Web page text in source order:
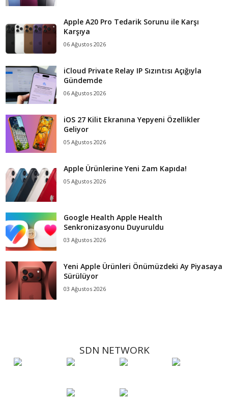
Apple A20 Pro Tedarik Sorunu ile Karşı
Karşıya
06 Ağustos 2026
iCloud Private Relay IP Sızıntısı Açığıyla
Gündemde
06 Ağustos 2026
iOS 27 Kilit Ekranına Yepyeni Özellikler
Geliyor
05 Ağustos 2026
Apple Ürünlerine Yeni Zam Kapıda!
05 Ağustos 2026
Google Health Apple Health
Senkronizasyonu Duyuruldu
03 Ağustos 2026
Yeni Apple Ürünleri Önümüzdeki Ay Piyasaya
Sürülüyor
03 Ağustos 2026
SDN NETWORK